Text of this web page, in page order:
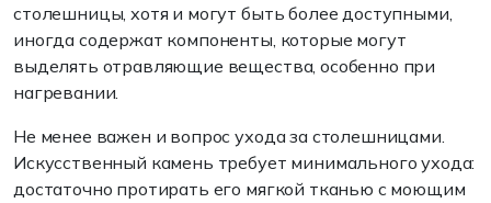
столешницы, хотя и могут быть более доступными,
иногда содержат компоненты, которые могут
выделять отравляющие вещества, особенно при
нагревании.
Не менее важен и вопрос ухода за столешницами.
Искусственный камень требует минимального ухода:
достаточно протирать его мягкой тканью с моющим